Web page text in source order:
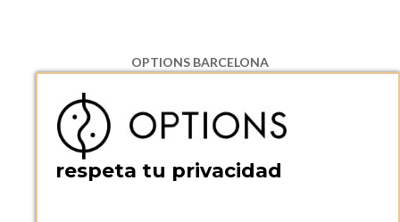
OPTIONS BARCELONA
08130 Santa Perpetua de Moguda, Barcelona
ESPAñA
Teléfono:
+34 935 724 041
OPTIONS BARCELONA SHOWROOM
respeta tu privacidad